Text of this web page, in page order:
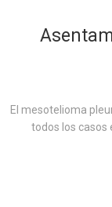
El mesotelioma
todos los casos